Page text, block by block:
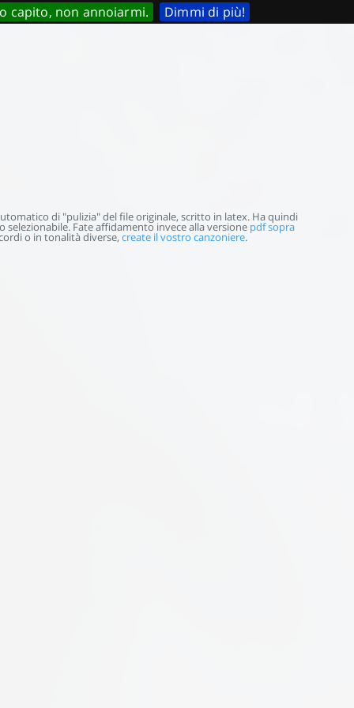
capito, non annoiarmi. Dimmi di più!
di "pulizia" del file originale, scritto in latex. Ha quindi
Fate affidamento invece alla versione pdf sopra
o in tonalità diverse, create il vostro canzoniere.